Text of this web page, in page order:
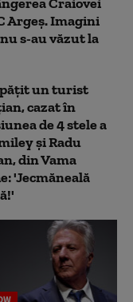
Argeș. Imagini
s-au văzut la
pățit un turist
cazat în
de 4 stele a
și Radu
din Vama
'Jecmăneală